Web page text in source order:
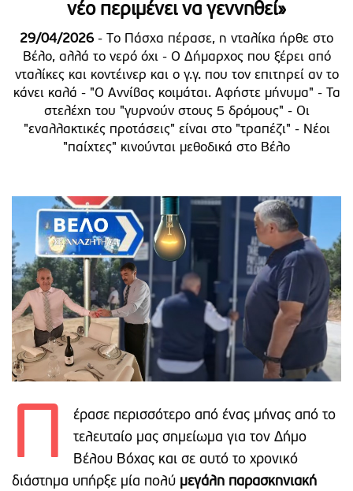
νέο περιμένει να γεννηθεί»
29/04/2026 - Το Πάσχα πέρασε, η νταλίκα ήρθε στο
Βέλο, αλλά το νερό όχι - Ο Δήμαρχος που ξέρει από
νταλίκες και κοντέινερ και ο γ.γ. που τον επιτηρεί αν το
κάνει καλά - "Ο Αννίβας κοιμάται. Αφήστε μήνυμα" - Τα
στελέχη του "γυρνούν στους 5 δρόμους" - Οι
"εναλλακτικές προτάσεις" είναι στο "τραπέζι" - Νέοι
"παίχτες" κινούνται μεθοδικά στο Βέλο
Π
έρασε περισσότερο από ένας μήνας από το
τελευταίο μας σημείωμα για τον Δήμο
Βέλου Βόχας και σε αυτό το χρονικό
διάστημα υπήρξε μία πολύ μεγάλη παρασκηνιακή